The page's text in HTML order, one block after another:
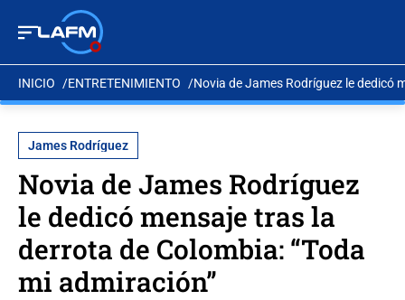
INICIO ENTRETENIMIENTO Novia de James Rodríguez le dedicó
James Rodríguez
Novia de James Rodríguez
le dedicó mensaje tras la
derrota de Colombia: “Toda
mi admiración”